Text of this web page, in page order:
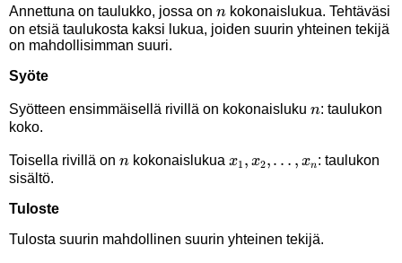
Annettuna on taulukko, jossa on n
nkokonaislukua. Tehtäväsi
on etsiä taulukosta kaksi lukua, joiden suurin yhteinen tekijä
on mahdollisimman suuri.
Syöte
Syötteen ensimmäisellä rivillä on kokonaisluku n
n: taulukon
koko.
Toisella rivillä on n
nkokonaislukua x_1,x_2,\ldots,x_n
x1 , x2,… , xn: taulukon
sisältö.
Tuloste
Tulosta suurin mahdollinen suurin yhteinen tekijä.